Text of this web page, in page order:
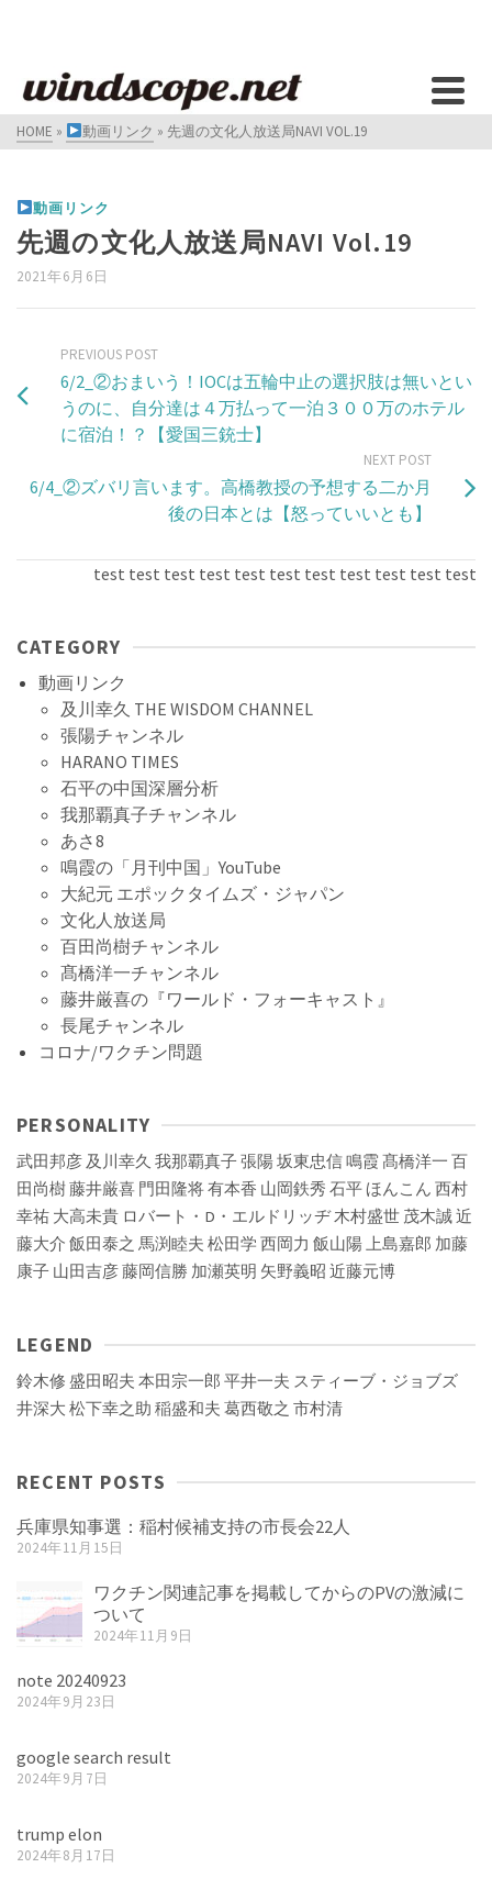
HOME » 動画リンク » 先週の文化人放送局NAVI VOL.19
動画リンク
先週の文化人放送局NAVI Vol.19
2021年6月6日
PREVIOUS POST
6/2_②おまいう！IOCは五輪中止の選択肢は無いとい
うのに、自分達は４万払って一泊３００万のホテル
に宿泊！？【愛国三銃士】
NEXT POST
6/4_②ズバリ言います。高橋教授の予想する二か月
後の日本とは【怒っていいとも】
test test test test test test test test test test test
CATEGORY
動画リンク
及川幸久 THE WISDOM CHANNEL
張陽チャンネル
HARANO TIMES
石平の中国深層分析
我那覇真子チャンネル
あさ8
鳴霞の「月刊中国」YouTube
大紀元 エポックタイムズ・ジャパン
文化人放送局
百田尚樹チャンネル
髙橋洋一チャンネル
藤井厳喜の『ワールド・フォーキャスト』
長尾チャンネル
コロナ/ワクチン問題
PERSONALITY
武田邦彦 及川幸久 我那覇真子張陽坂東忠信鳴霞 髙橋洋一 百
田尚樹藤井厳喜 門田隆将有本香 山岡鉄秀 石平 ほんこん 西村
幸祐 大高未貴 ロバート・D・エルドリッヂ木村盛世 茂木誠近
藤大介 飯田泰之 馬渕睦夫 松田学 西岡力 飯山陽上島嘉郎 加藤
康子 山田吉彦藤岡信勝 加瀬英明 矢野義昭 近藤元博
LEGEND
鈴木修 盛田昭夫 本田宗一郎 平井一夫 スティーブ・ジョブズ
井深大 松下幸之助 稲盛和夫 葛西敬之 市村清
RECENT POSTS
兵庫県知事選：稲村候補支持の市長会22人
2024年11月15日
ワクチン関連記事を掲載してからのPVの激減に
ついて
2024年11月9日
note 20240923
2024年9月23日
google search result
2024年9月7日
trump elon
2024年8月17日